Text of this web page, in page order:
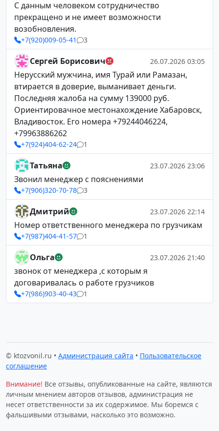
С данным человеком сотрудничество
прекращено и не имеет возможности
возобновления.
+7(920)009-05-41 3
Сергей Борисович 26.07.2026 03:05
Нерусский мужчина, имя Турай или Рамазан,
втирается в доверие, выманивает деньги.
Последняя жалоба на сумму 139000 руб.
Ориентировачное местонахождение Хабаровск,
Владивосток. Его номера +79244046224,
+79963886262
+7(924)404-62-24 1
Татьяна 23.07.2026 23:06
Звонил менеджер с пояснениями
+7(906)320-70-78 3
Дмитрий 23.07.2026 22:14
Номер ответственного менеджера по грузчикам
+7(987)404-41-57 1
Ольга 23.07.2026 21:40
звонок от менеджера ,с которым я
договаривалась о работе грузчиков
+7(986)903-40-43 1
© ktozvonil.ru • Администрация сайта • Пользовательское
соглашение
Внимание! Все отзывы, опубликованные на сайте, являются
личным мнением авторов отзывов, администрация не
несет ответственности за их содержимое. Мы боремся с
фальшивыми отзывами, насколько это возможно.